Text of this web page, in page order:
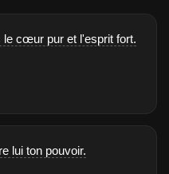
le cœur pur et l'esprit fort.
lui ton pouvoir.